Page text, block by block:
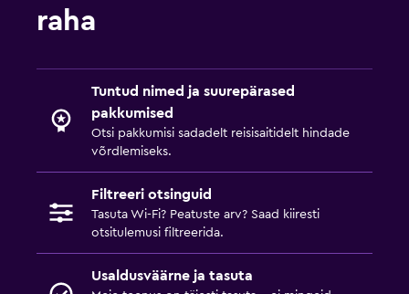
raha
Tuntud nimed ja suurepärased
pakkumised
Otsi pakkumisi sadadelt reisisaitidelt hindade
võrdlemiseks.
Filtreeri otsinguid
Tasuta Wi-Fi? Peatuste arv? Saad kiiresti
otsitulemusi filtreerida.
Usaldusväärne ja tasuta